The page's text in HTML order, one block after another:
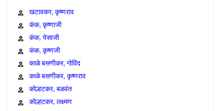
खटावकर, कृष्णराव
कंक, कृष्णाजी
कंक, येसाजी
कंक, कृष्णजी
काळे बसणीकर, गोविंद
काळे बसणीकर, कृष्णराव
कोल्हटकर, बळवंत
कोल्हटकर, लक्ष्मण